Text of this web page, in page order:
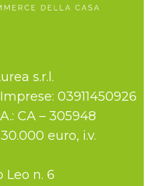
s.r.l.
03911450926
CA – 305948
euro, i.v.
Leo n. 6